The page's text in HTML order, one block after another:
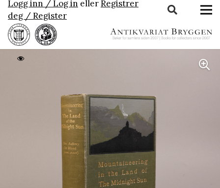
Logg inn / Log in ellerRegistrer
deg / Register